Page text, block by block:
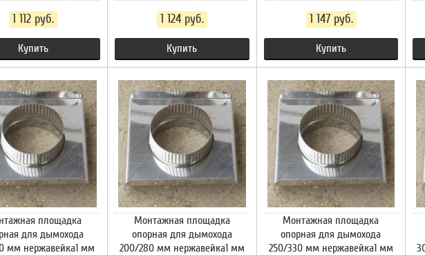
1 112 руб.
Купить
1 124 руб.
Купить
1 147 руб.
Купить
площадка
для дымохода
мм нержавейка1 мм
Монтажная площадка
опорная для дымохода
200/280 мм нержавейка1 мм
Монтажная площадка
опорная для дымохода
250/330 мм нержавейка1 мм